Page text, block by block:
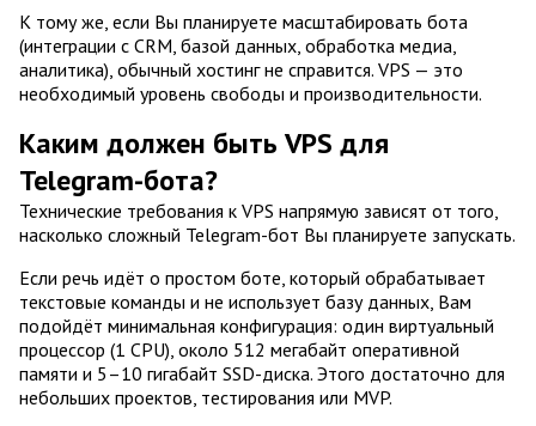
К тому же, если Вы планируете масштабировать бота
(интеграции с CRM, базой данных, обработка медиа,
аналитика), обычный хостинг не справится. VPS — это
необходимый уровень свободы и производительности.
Каким должен быть VPS для
Telegram-бота?
Технические требования к VPS напрямую зависят от того,
насколько сложный Telegram-бот Вы планируете запускать.
Если речь идёт о простом боте, который обрабатывает
текстовые команды и не использует базу данных, Вам
подойдёт минимальная конфигурация: один виртуальный
процессор (1 CPU), около 512 мегабайт оперативной
памяти и 5–10 гигабайт SSD-диска. Этого достаточно для
небольших проектов, тестирования или MVP.